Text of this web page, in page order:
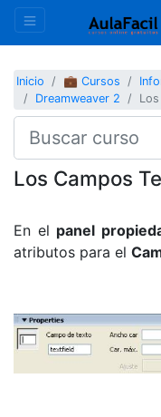
Inicio 💼 Cursos
Dreamweaver 2
Los Campos
En el panel
atributos para el